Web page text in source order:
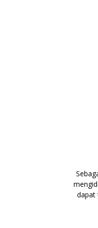
dapat